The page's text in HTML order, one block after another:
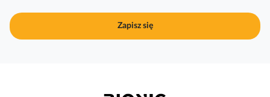
j
n
Zapisz się